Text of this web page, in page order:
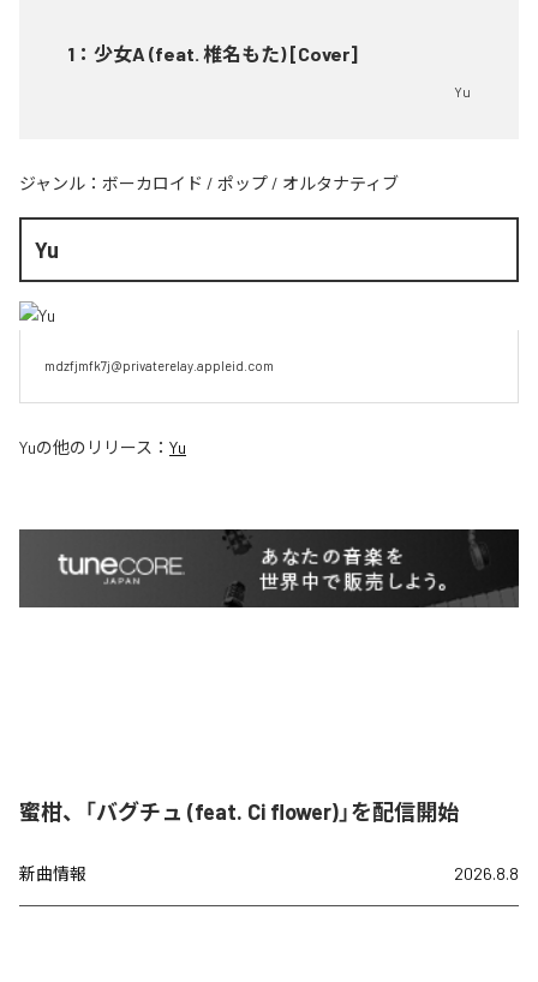
1 ： 少女A (feat. 椎名もた) [Cover]
Yu
ジャンル： ボーカロイド / ポップ / オルタナティブ
Yu
mdzfjmfk7j@privaterelay.appleid.com
Yuの他のリリース： Yu
蜜柑、「バグチュ (feat. Ci flower)」を配信開始
新曲情報 2026.8.8